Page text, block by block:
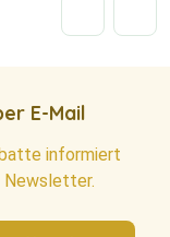
E-Mail
informiert
Newsletter.